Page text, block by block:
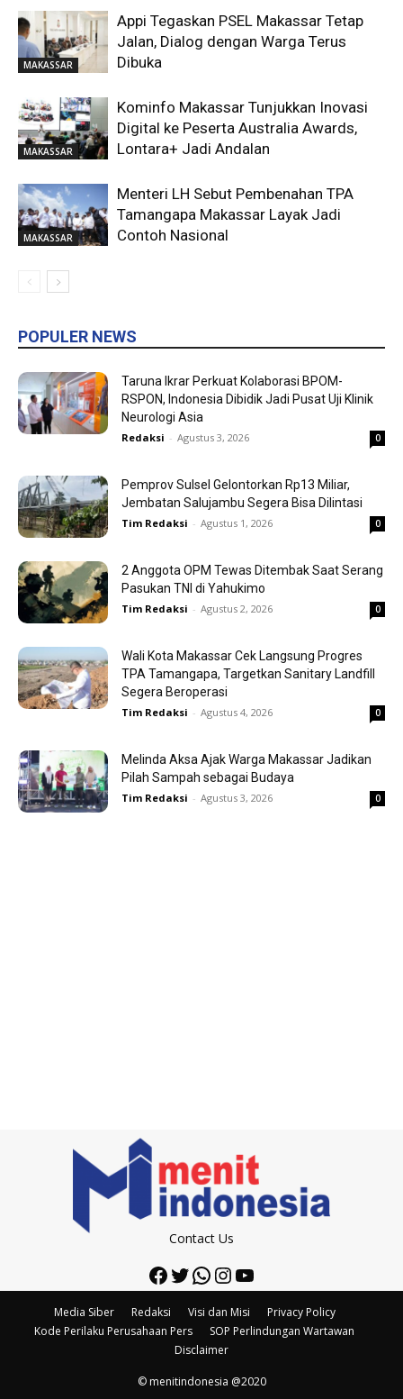
MAKASSAR
Appi Tegaskan PSEL Makassar Tetap
Jalan, Dialog dengan Warga Terus
Dibuka
MAKASSAR
Kominfo Makassar Tunjukkan Inovasi
Digital ke Peserta Australia Awards,
Lontara+ Jadi Andalan
MAKASSAR
Menteri LH Sebut Pembenahan TPA
Tamangapa Makassar Layak Jadi
Contoh Nasional
POPULER NEWS
Taruna Ikrar Perkuat Kolaborasi BPOM-
RSPON, Indonesia Dibidik Jadi Pusat Uji Klinik
Neurologi Asia
Redaksi - Agustus 3, 2026 0
Pemprov Sulsel Gelontorkan Rp13 Miliar,
Jembatan Salujambu Segera Bisa Dilintasi
Tim Redaksi - Agustus 1, 2026 0
2 Anggota OPM Tewas Ditembak Saat Serang
Pasukan TNI di Yahukimo
Tim Redaksi - Agustus 2, 2026 0
Wali Kota Makassar Cek Langsung Progres
TPA Tamangapa, Targetkan Sanitary Landfill
Segera Beroperasi
Tim Redaksi - Agustus 4, 2026 0
Melinda Aksa Ajak Warga Makassar Jadikan
Pilah Sampah sebagai Budaya
Tim Redaksi - Agustus 3, 2026 0
Contact Us
Facebook
Twitter
WhatsApp
Instagram
YouTube
Media Siber Redaksi Visi dan Misi
Privacy Policy
Kode Perilaku Perusahaan Pers
SOP Perlindungan Wartawan
Disclaimer
© menitindonesia @2020